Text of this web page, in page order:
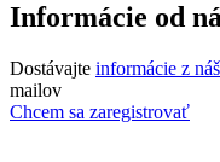
Informácie od
Dostávajte informácie z
mailov
Chcem sa zaregistrovať